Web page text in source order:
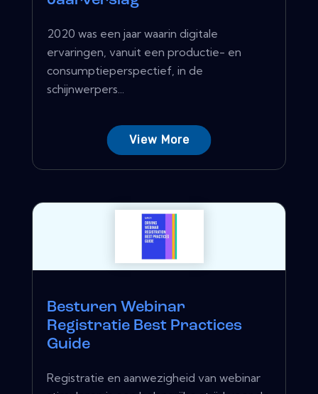
2020 was een jaar waarin digitale
ervaringen, vanuit een productie- en
consumptieperspectief, in de
schijnwerpers...
View More
Besturen Webinar
Registratie Best Practices
Guide
Registratie en aanwezigheid van webinar